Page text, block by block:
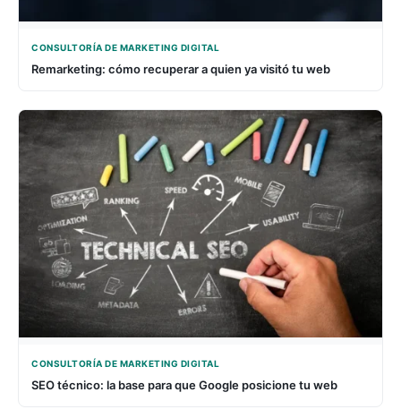
CONSULTORÍA DE MARKETING DIGITAL
Remarketing: cómo recuperar a quien ya visitó tu web
CONSULTORÍA DE MARKETING DIGITAL
SEO técnico: la base para que Google posicione tu web